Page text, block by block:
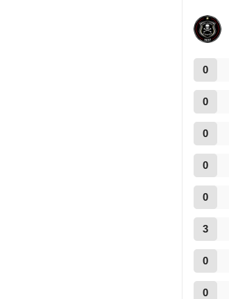
0
0
0
0
0
3
0
0